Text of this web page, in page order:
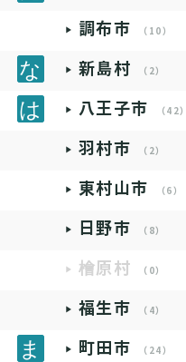
調布市 （10）
新島村 （2）
八王子市 （42）
羽村市 （2）
東村山市 （6）
日野市 （8）
檜原村 （0）
福生市 （4）
町田市 （24）